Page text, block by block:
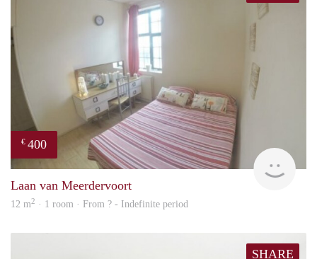
€ 400
Laan van Meerdervoort
12 m2 · 1 room · From ? - Indefinite period
SHARE